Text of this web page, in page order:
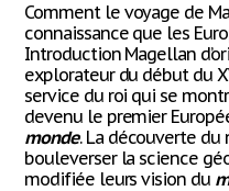
Comment le voyage de
connaissance que les
Introduction Magellan
explorateur du début du
service du roi qui se
devenu le premier
monde. La découverte
bouleverser la science
modifiée leurs vision du